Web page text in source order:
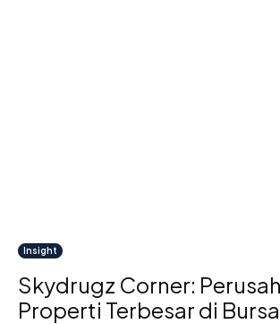
Insight
Skydrugz Corner:
Properti Terbesar di Bursa